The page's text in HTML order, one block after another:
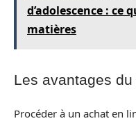
d’adolescence : ce
matières
Les avantages
Procéder à un achat en